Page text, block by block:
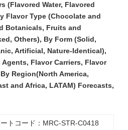
(Flavored Water, Flavored
Flavor Type (Chocolate and
Botanicals, Fruits and
Others), By Form (Solid,
Artificial, Nature-Identical),
Flavor Carriers, Flavor
Region(North America,
and Africa, LATAM) Forecasts,
ートコード：MRC-STR-C0418